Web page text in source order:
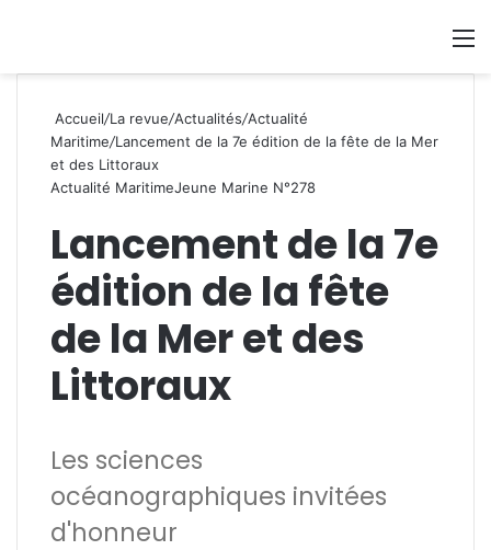
Accueil/La revue/Actualités/Actualité
Maritime/Lancement de la 7e édition de la fête de la Mer
et des Littoraux
Actualité MaritimeJeune Marine N°278
Lancement de la 7e
édition de la fête
de la Mer et des
Littoraux
Les sciences
océanographiques invitées
d'honneur